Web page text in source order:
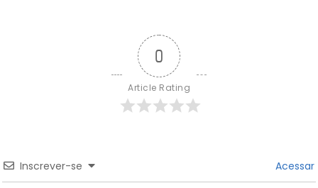
0
Article Rating
Inscrever-se Acessar